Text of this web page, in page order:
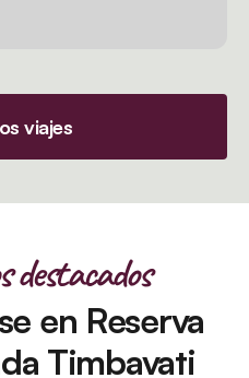
viajes
destacados
en Reserva
Timbavati